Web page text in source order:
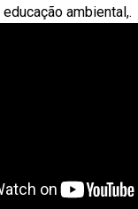
ambiental,.